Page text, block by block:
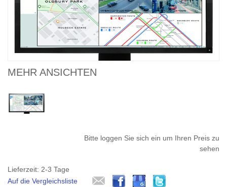
MEHR ANSICHTEN
Bitte loggen Sie sich ein um Ihren Preis zu
sehen
Lieferzeit: 2-3 Tage
Auf die Vergleichsliste